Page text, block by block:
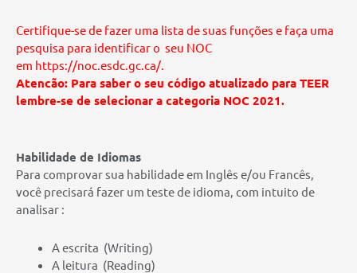
Certifique-se de fazer uma lista de suas funções e faça uma
pesquisa para identificar o seu NOC
em https://noc.esdc.gc.ca/.
Atencão: Para saber o seu código atualizado para TEER
lembre-se de selecionar a categoria NOC 2021.
Habilidade de Idiomas
Para comprovar sua habilidade em Inglês e/ou Francês,
você precisará fazer um teste de idioma, com intuito de
analisar :
A escrita (Writing)
A leitura (Reading)